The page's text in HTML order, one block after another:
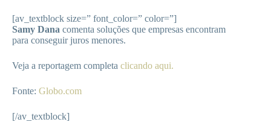
[av_textblock size=” font_color=” color=”]
Samy Dana comenta soluções que empresas encontram
para conseguir juros menores.
Veja a reportagem completa clicando aqui.
Fonte: Globo.com
[/av_textblock]